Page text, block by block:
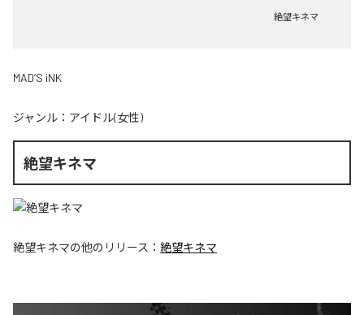
絶望キネマ
MAD’S iNK
ジャンル： アイドル(女性)
絶望キネマ
絶望キネマの他のリリース： 絶望キネマ